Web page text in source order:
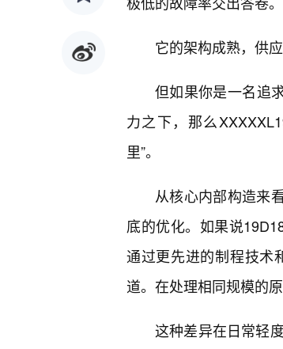
它的架构成熟，供
但如果你是一名追
力之下，那么
里”。
从核心内部构造来
底的优化。如果说
通过更先进的制程技术
道。在处理相同规模的
这种差异在日常轻